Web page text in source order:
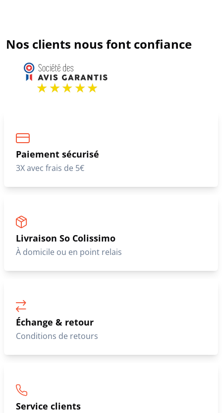
Nos clients nous font confiance
Paiement sécurisé
3X avec frais de 5€
Livraison So Colissimo
À domicile ou en point relais
Échange & retour
Conditions de retours
Service clients